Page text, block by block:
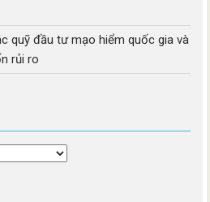
quỹ đầu tư mạo hiểm quốc gia và
rủi ro